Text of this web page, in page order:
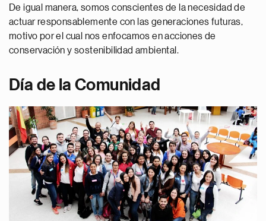
De igual manera, somos conscientes de la necesidad de
actuar responsablemente con las generaciones futuras,
motivo por el cual nos enfocamos en acciones de
conservación y sostenibilidad ambiental.
Día de la Comunidad